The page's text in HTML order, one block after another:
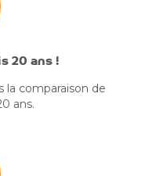
20 ans !
la comparaison de
ans.